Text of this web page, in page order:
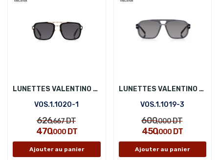
LUNETTES VALENTINO ORLANDI VOS.1.1020-1
VOS.1.1020-1
626,667DT
470,000DT
Ajouter au panier
LUNETTES VALENTINO ORLANDI VOS.1.1019-3
VOS.1.1019-3
600,000DT
450,000 DT
Ajouter au panier